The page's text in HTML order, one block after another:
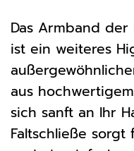
Das Armband der
ist ein weiteres
aus
sich sanft an Ihr
Faltschließe